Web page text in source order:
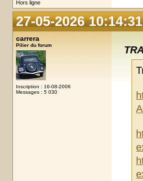
Hors ligne
27-05-2026 10:14:31
carrera
Pilier du forum
Inscription : 16-08-2006
Messages : 5 030